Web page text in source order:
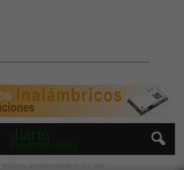
Módulos amplificadores de 2.4 GHz